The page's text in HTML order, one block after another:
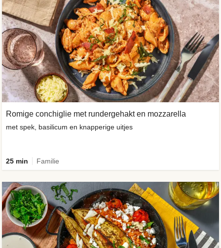
Romige conchiglie met rundergehakt en mozzarella
met spek, basilicum en knapperige uitjes
25 min Familie